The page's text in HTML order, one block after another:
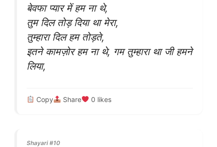
बेवफा प्यार में हम ना थे,
तुम दिल तोड़ दिया था मेरा,
तुम्हारा दिल हम तोड़ते,
इतने कामज़ोर हम ना थे, गम तुम्हारा था जी हमने
लिया,
Copy Share 0 likes
Shayari #10